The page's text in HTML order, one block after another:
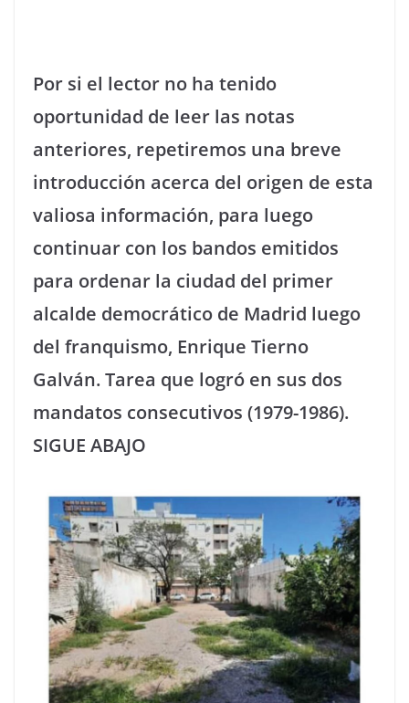
Por si el lector no ha tenido
oportunidad de leer las notas
anteriores, repetiremos una breve
introducción acerca del origen de esta
valiosa información, para luego
continuar con los bandos emitidos
para ordenar la ciudad del primer
alcalde democrático de Madrid luego
del franquismo, Enrique Tierno
Galván. Tarea que logró en sus dos
mandatos consecutivos (1979-1986).
SIGUE ABAJO